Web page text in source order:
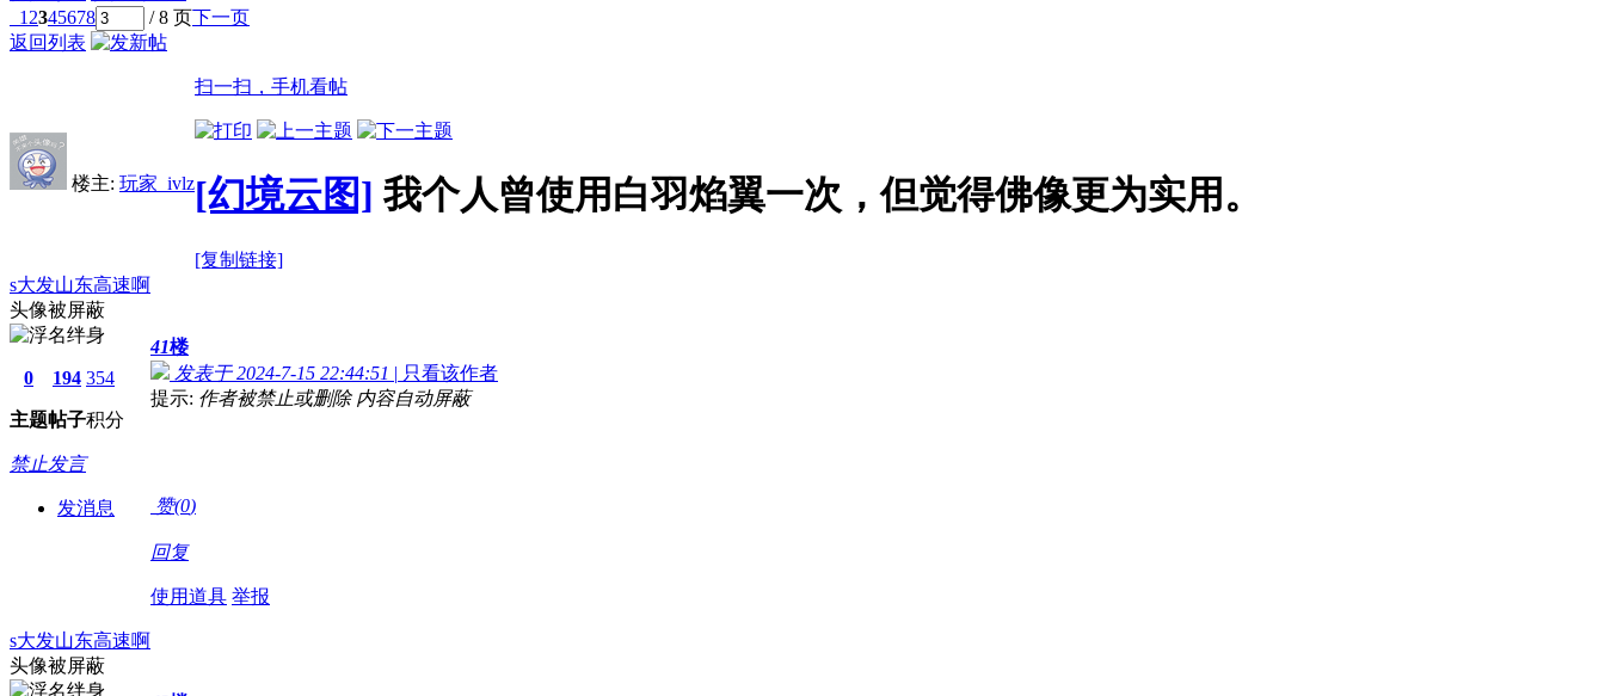
1 2345678 / 8 页下一页
返回列表
楼主: 玩家_ivlz
扫一扫，手机看帖
[幻境云图] 我个人曾使用白羽焰翼一次，但觉得佛像更为实用。
[复制链接]
s大发山东高速啊
头像被屏蔽
0
主题
194
帖子
354
积分
禁止发言
发消息
41楼
发表于 2024-7-15 22:44:51 | 只看该作者
提示: 作者被禁止或删除 内容自动屏蔽
赞(0)
回复
使用道具 举报
s大发山东高速啊
头像被屏蔽